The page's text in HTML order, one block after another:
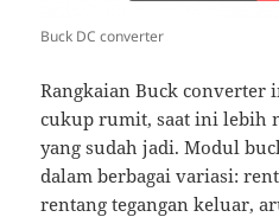
Buck DC converter
Rangkaian Buck
cukup rumit, saat ini lebih
yang sudah jadi. Modul
dalam berbagai variasi:
rentang tegangan keluar,